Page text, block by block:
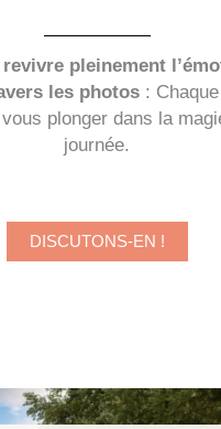
revivre pleinement
les photos:
plonger dans la
journée.
DISCUTONS-EN !